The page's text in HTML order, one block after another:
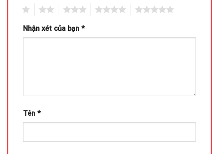
Nhận xét của bạn *
Tên *